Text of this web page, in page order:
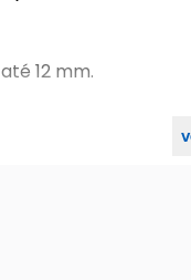
12 mm.